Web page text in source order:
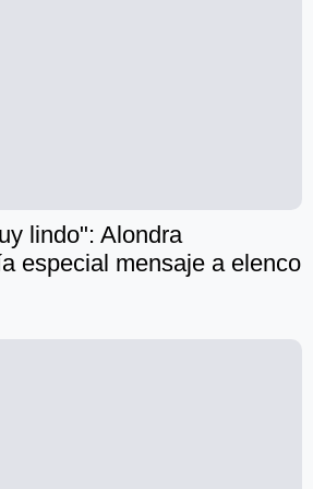
lindo": Alondra
especial mensaje a elenco